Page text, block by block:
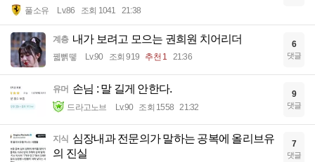
풀소유 Lv.86 조회 1041 21:38
계층 내가 보려고 모으는 권희원 치어리더
꿻뻵뗗 Lv.90 조회 919 추천 1 21:36
6
댓글
유머 손님 : 말 길게 안한다.
드라고노브 Lv.90 조회 1558 21:32
9
댓글
지식
심장내과 전문의가 말하는 공복에 올리브유
의 진실
7
댓글